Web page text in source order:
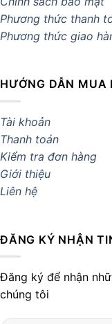
Phương thức thanh
Phương thức giao
HƯỚNG DẪN MUA
Tài khoản
Thanh toán
Kiểm tra đơn hàng
Giới thiệu
Liên hệ
ĐĂNG KÝ NHẬN
Đăng ký để nhận
chúng tôi